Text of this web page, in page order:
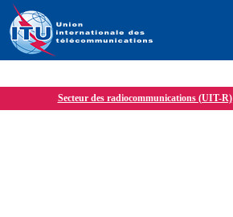
Secteur des radiocommunications (UIT-R)